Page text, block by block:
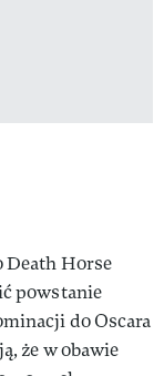
Death Horse
powstanie
do Oscara
że w obawie